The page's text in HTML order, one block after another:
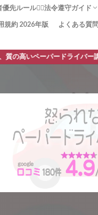
先ルール🚶‍♀️法令遵守ガイド
断歩道！啓発は力なり
：追突被害の可能性を減らす
歩道+1】事故や違反の減少に
務は!?安全に通行する安心ガ
向車側の渋滞🚗 一時停止義務
規約 2026年版 よくある質問
認をしっ
るの？ ペ
ードライバー講習です。安全